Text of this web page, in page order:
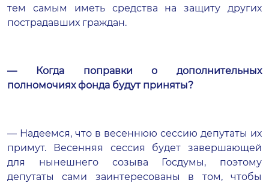
тем самым иметь средства на защиту других
пострадавших граждан.
— Когда поправки о дополнительных
полномочиях фонда будут приняты?
— Надеемся, что в весеннюю сессию депутаты их
примут. Весенняя сессия будет завершающей
для нынешнего созыва Госдумы, поэтому
депутаты сами заинтересованы в том, чтобы